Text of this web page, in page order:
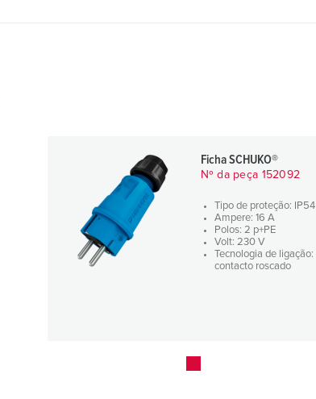
Ficha SCHUKO®
Nº da peça 152092
Tipo de proteção: IP54
Ampere: 16 A
Polos: 2 p+PE
Volt: 230 V
Tecnologia de ligação:
contacto roscado